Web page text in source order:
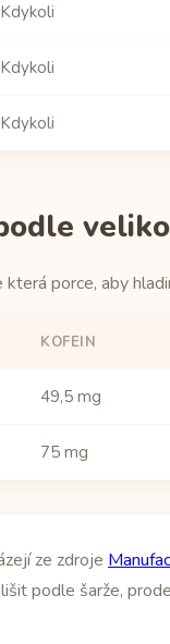
Kdykoli
Kdykoli
Kdykoli
porce, aby
KOFEIN
49,5 mg
75 mg
ze zdroje
podle šarže,